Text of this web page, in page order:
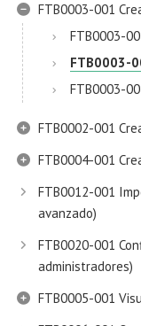
FTB0003-001
FTB0003-
FTB0003-
FTB0003-
FTB0002-001
FTB0004-001
FTB0012-001
avanzado)
FTB0020-001
administradores)
FTB0005-001